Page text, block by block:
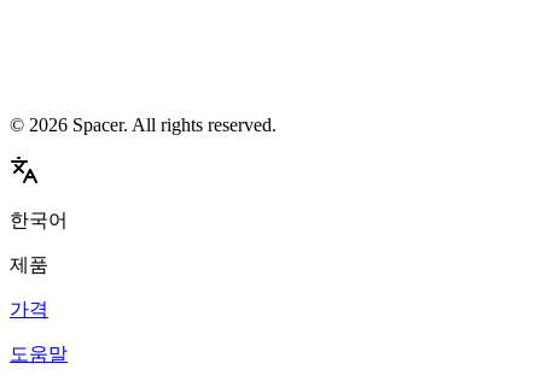
© 2026 Spacer. All rights reserved.
한국어
제품
가격
도움말